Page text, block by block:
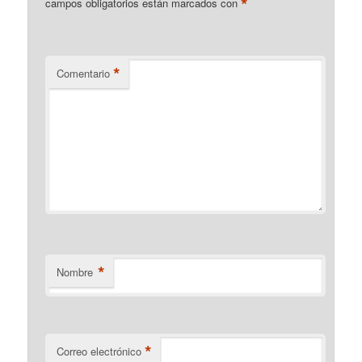
Comentario *
Nombre *
Correo electrónico *